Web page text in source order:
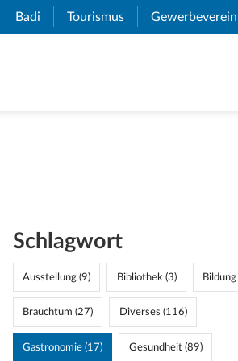
Link)
Badi (External Link)
Tourismus (External Link)
Gewerbeverein
Schlagwort
Ausstellung (9) Bibliothek (3)
Brauchtum (27) Diverses (116)
Gastronomie (17) Gesundheit (89)